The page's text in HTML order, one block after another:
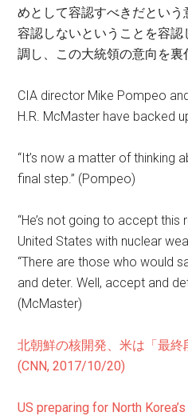
めとして容認すべきだとい
容認しないということを容
調し、この大統領の意向を裏
CIA director Mike Pompeo
H.R. McMaster have backed
“It’s now a matter of thinking
final step.” (Pompeo)
“He’s not going to accept this
United States with nuclear
“There are those who would
and deter. Well, accept and
(McMaster)
北朝鮮の核開発、米は「最
(CNN, 2017/10/20)
US preparing for North Korea’s